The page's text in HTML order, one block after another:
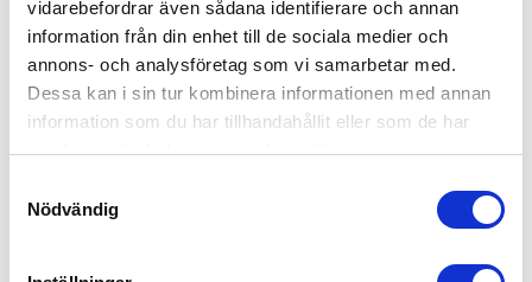
vidarebefordrar även sådana identifierare och annan
information från din enhet till de sociala medier och
annons- och analysföretag som vi samarbetar med.
Dessa kan i sin tur kombinera informationen med annan
information som du har tillhandahållit eller som de har
samlat in när du har använt deras tjänster.
Nödvändig